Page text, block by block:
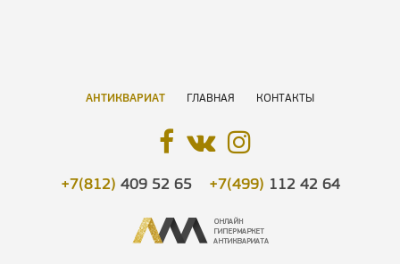
АНТИКВАРИАТ ГЛАВНАЯ КОНТАКТЫ
+7(812) 409 52 65 +7(499) 112 42 64